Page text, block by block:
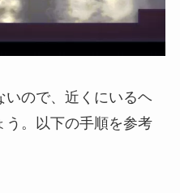
いので、近くにいるヘ
う。以下の手順を参考